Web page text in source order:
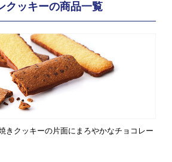
クッキーの商品一覧
きクッキーの片面にまろやかなチョコレー